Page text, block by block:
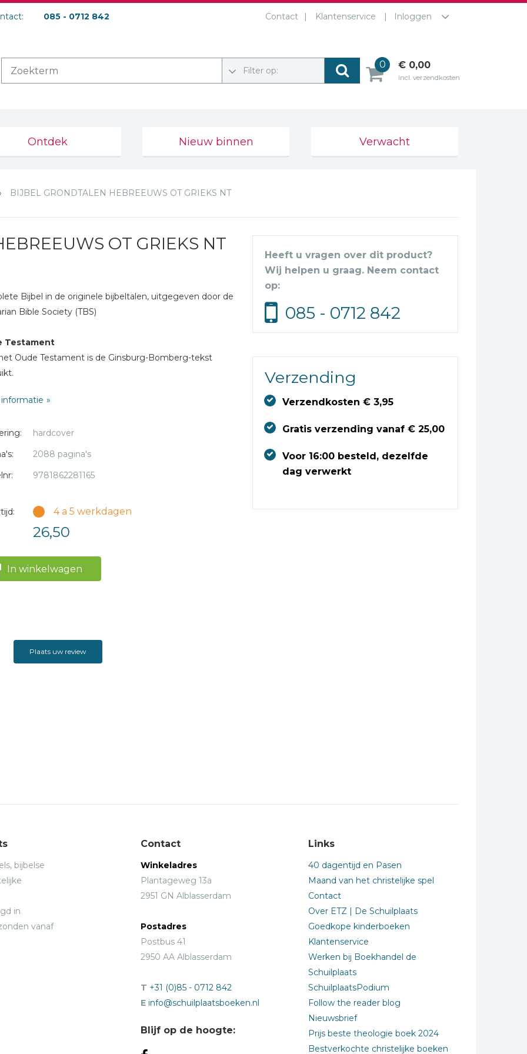
085 - 0712 842 Contact Klantenservice Inloggen
Filter op:
0 € 0,00
incl. verzendkosten
Ontdek Nieuw binnen Verwacht
BIJBEL GRONDTALEN HEBREEUWS OT GRIEKS NT
OT GRIEKS NT
Bijbel in de originele bijbeltalen, uitgegeven door de
Bible Society (TBS)
Testament
Oude Testament is de Ginsburg-Bomberg-tekst
Testament
de tekst die ten grondslag heeft gelegen aan de
vinyl hardcover
gebonden
9 punts
nee
2 leeslinten
hardcover
2088 pagina's
9781862281165
4 a 5 werkdagen
26,50
In winkelwagen
Heeft u vragen over dit product?
Wij helpen u graag. Neem contact
op:
085 - 0712 842
Verzending
Verzendkosten € 3,95
Gratis verzending vanaf € 25,00
Voor 16:00 besteld, dezelfde
dag verwerkt
Plaats uw review
bijbelse
in
vanaf
Contact
Winkeladres
Plantageweg 13a
2951 GN Alblasserdam
Postadres
Postbus 41
2950 AA Alblasserdam
T +31 (0)85 - 0712 842
E info@schuilplaatsboeken.nl
Blijf op de hoogte:
Links
40 dagentijd en Pasen
Maand van het christelijke spel
Contact
Over ETZ | De Schuilplaats
Goedkope kinderboeken
Klantenservice
Werken bij Boekhandel de
Schuilplaats
SchuilplaatsPodium
Follow the reader blog
Nieuwsbrief
Prijs beste theologie boek 2024
Bestverkochte christelijke boeken